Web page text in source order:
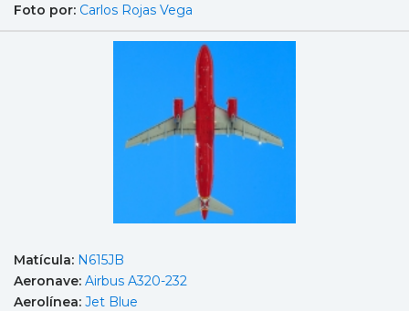
Foto por: Carlos Rojas Vega
Matícula: N615JB
Aeronave: Airbus A320-232
Aerolínea: Jet Blue